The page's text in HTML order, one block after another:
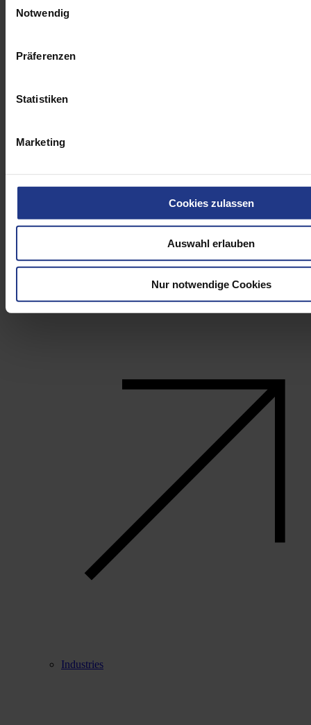
Notwendig
Präferenzen
Statistiken
Marketing
Cookies zulassen
Auswahl erlauben
Nur notwendige Cookies
RUD BLUE-ID SYSTEM
Industries